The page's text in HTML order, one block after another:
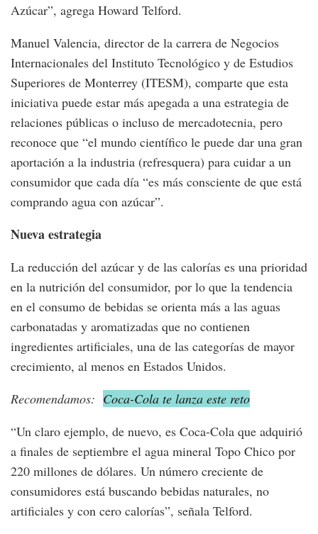
Azúcar”, agrega Howard Telford.
Manuel Valencia, director de la carrera de Negocios
Internacionales del Instituto Tecnológico y de Estudios
Superiores de Monterrey (ITESM), comparte que esta
iniciativa puede estar más apegada a una estrategia de
relaciones públicas o incluso de mercadotecnia, pero
reconoce que “el mundo científico le puede dar una gran
aportación a la industria (refresquera) para cuidar a un
consumidor que cada día “es más consciente de que está
comprando agua con azúcar”.
Nueva estrategia
La reducción del azúcar y de las calorías es una prioridad
en la nutrición del consumidor, por lo que la tendencia
en el consumo de bebidas se orienta más a las aguas
carbonatadas y aromatizadas que no contienen
ingredientes artificiales, una de las categorías de mayor
crecimiento, al menos en Estados Unidos.
Recomendamos: Coca-Cola te lanza este reto
“Un claro ejemplo, de nuevo, es Coca-Cola que adquirió
a finales de septiembre el agua mineral Topo Chico por
220 millones de dólares. Un número creciente de
consumidores está buscando bebidas naturales, no
artificiales y con cero calorías”, señala Telford.